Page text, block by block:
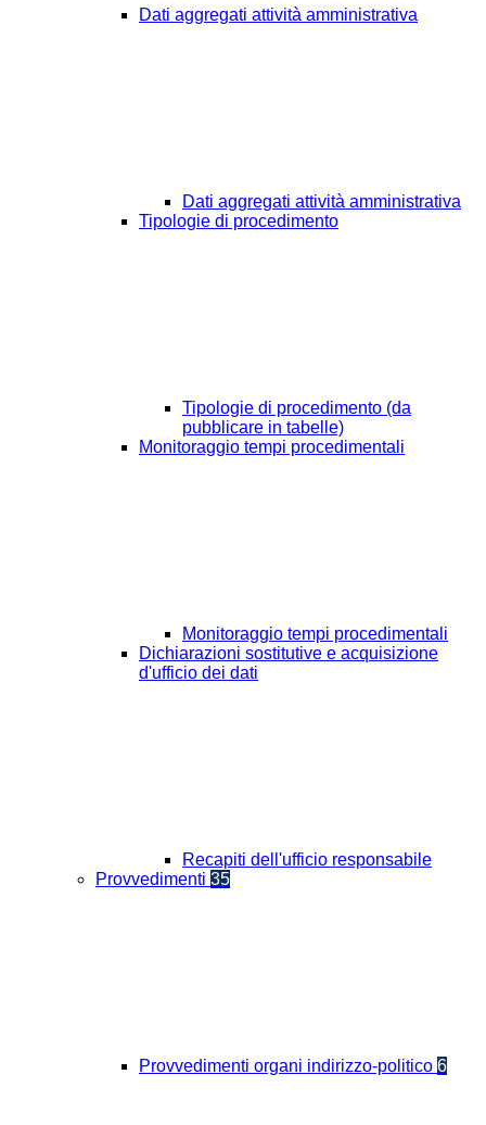
Dati aggregati attività amministrativa
Dati aggregati attività amministrativa
Tipologie di procedimento
Tipologie di procedimento (da
pubblicare in tabelle)
Monitoraggio tempi procedimentali
Monitoraggio tempi procedimentali
Dichiarazioni sostitutive e acquisizione
d'ufficio dei dati
Recapiti dell'ufficio responsabile
Provvedimenti 35
Provvedimenti organi indirizzo-politico 6